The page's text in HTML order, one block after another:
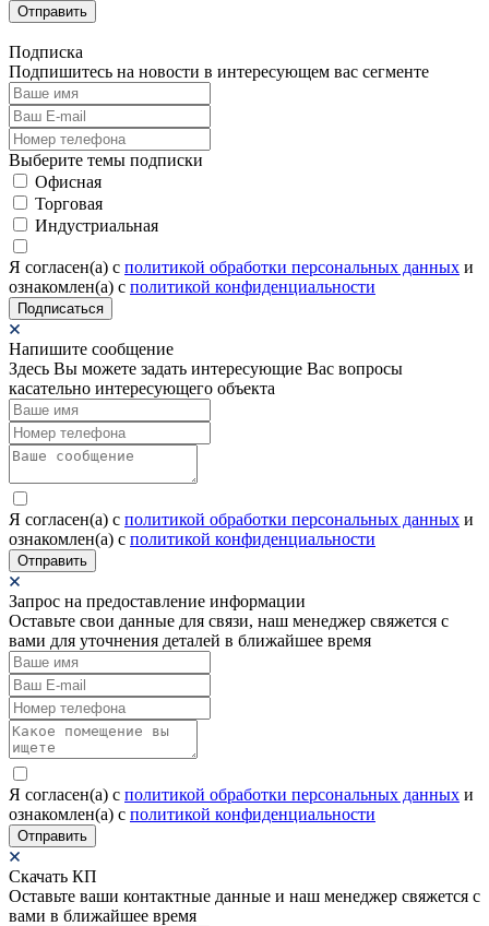
Отправить
Подписка
Подпишитесь на новости в интересующем вас сегменте
Выберите темы подписки
Офисная
Торговая
Индустриальная
Я согласен(а) c политикой обработки персональных данных и
ознакомлен(а) с политикой конфиденциальности
Подписаться
Напишите сообщение
Здесь Вы можете задать интересующие Вас вопросы
касательно интересующего объекта
Я согласен(а) c политикой обработки персональных данных и
ознакомлен(а) с политикой конфиденциальности
Отправить
Запрос на предоставление информации
Оставьте свои данные для связи, наш менеджер свяжется с
вами для уточнения деталей в ближайшее время
Я согласен(а) c политикой обработки персональных данных и
ознакомлен(а) с политикой конфиденциальности
Отправить
Скачать КП
Оставьте ваши контактные данные и наш менеджер свяжется с
вами в ближайшее время